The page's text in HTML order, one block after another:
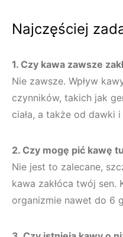
Najczęściej
1. Czy kawa zawsze
Nie zawsze. Wpływ
czynników, takich jak
ciała, a także od dawki
2. Czy mogę pić kawę
Nie jest to zalecane,
kawa zakłóca twój
organizmie nawet do 6